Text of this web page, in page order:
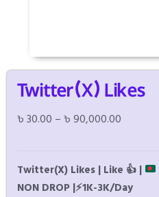
Twitter(X) Likes
৳30.00 –৳90,000.00
Twitter(X) Likes | Like 👍 |
NON DROP |⚡1K-3K/Day